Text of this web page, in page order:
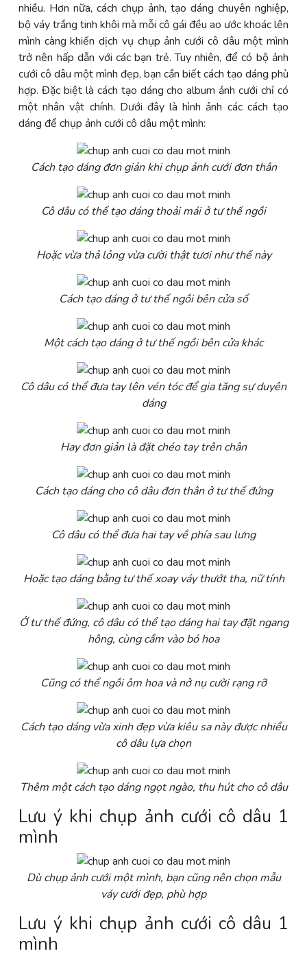
nhiều. Hơn nữa, cách chụp ảnh, tạo dáng chuyên nghiệp,
bộ váy trắng tinh khôi mà mỗi cô gái đều ao ước khoác lên
mình càng khiến dịch vụ chụp ảnh cưới cô dâu một mình
trở nên hấp dẫn với các bạn trẻ. Tuy nhiên, để có bộ ảnh
cưới cô dâu một mình đẹp, bạn cần biết cách tạo dáng phù
hợp. Đặc biệt là cách tạo dáng cho album ảnh cưới chỉ có
một nhân vật chính. Dưới đây là hình ảnh các cách tạo
dáng để chụp ảnh cưới cô dâu một mình:
Cách tạo dáng đơn giản khi chụp ảnh cưới đơn thân
Cô dâu có thể tạo dáng thoải mái ở tư thế ngồi
Hoặc vừa thả lỏng vừa cười thật tươi như thế này
Cách tạo dáng ở tư thế ngồi bên cửa sổ
Một cách tạo dáng ở tư thế ngồi bên cửa khác
Cô dâu có thể đưa tay lên vén tóc để gia tăng sự duyên
dáng
Hay đơn giản là đặt chéo tay trên chân
Cách tạo dáng cho cô dâu đơn thân ở tư thế đứng
Cô dâu có thể đưa hai tay về phía sau lưng
Hoặc tạo dáng bằng tư thế xoay váy thướt tha, nữ tính
Ở tư thế đứng, cô dâu có thể tạo dáng hai tay đặt ngang
hông, cùng cầm vào bó hoa
Cũng có thể ngồi ôm hoa và nở nụ cười rạng rỡ
Cách tạo dáng vừa xinh đẹp vừa kiêu sa này được nhiều
cô dâu lựa chọn
Thêm một cách tạo dáng ngọt ngào, thu hút cho cô dâu
Lưu ý khi chụp ảnh cưới cô dâu 1
mình
Dù chụp ảnh cưới một mình, bạn cũng nên chọn mẫu
váy cưới đẹp, phù hợp
Lưu ý khi chụp ảnh cưới cô dâu 1
mình